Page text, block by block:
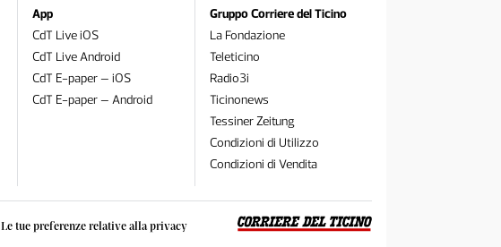
Le tue preferenze relative alla privacy
App
CdT Live iOS
CdT Live Android
CdT E-paper – iOS
CdT E-paper – Android
Gruppo Corriere del Ticino
La Fondazione
Teleticino
Radio3i
Ticinonews
Tessiner Zeitung
Condizioni di Utilizzo
Condizioni di Vendita